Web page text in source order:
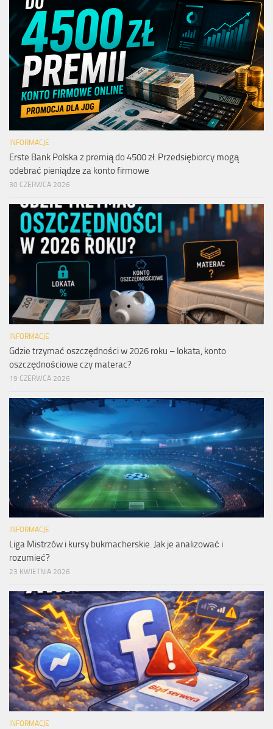
INFORMACJE
Erste Bank Polska z premią do 4500 zł. Przedsiębiorcy mogą
odebrać pieniądze za konto firmowe
30 CZERWCA 2026
INFORMACJE
Gdzie trzymać oszczędności w 2026 roku – lokata, konto
oszczędnościowe czy materac?
19 CZERWCA 2026
INFORMACJE
Liga Mistrzów i kursy bukmacherskie. Jak je analizować i
rozumieć?
23 KWIETNIA 2026
INFORMACJE